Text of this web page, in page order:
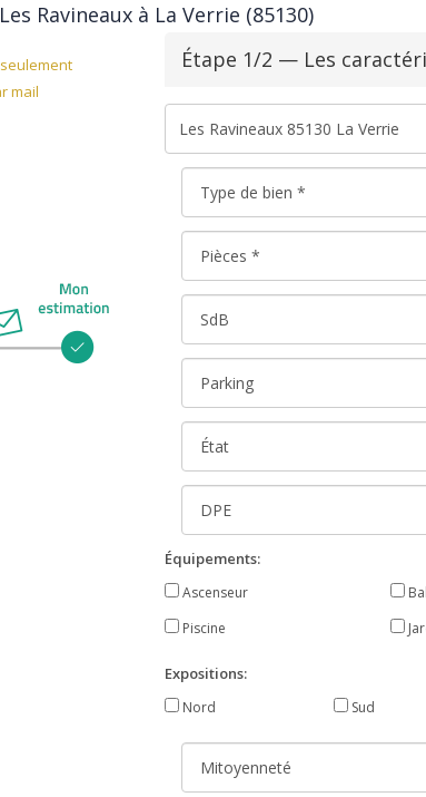
Ravineaux à La Verrie (85130)
mail
Étape 1/2 — Les
Équipements:
Ascenseur
Piscine
Expositions:
Nord Sud